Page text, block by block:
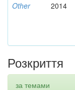
Other 2014
Розкриття
за темами